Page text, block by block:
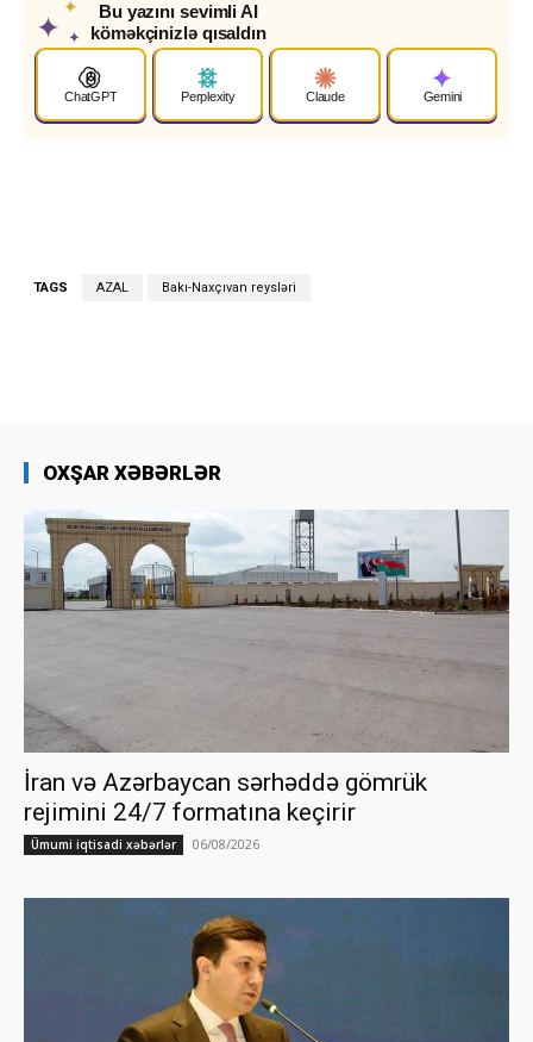
✦
✦
✦
Bu yazını sevimli AI
köməkçinizlə qısaldın
ChatGPT Perplexity Claude Gemini
TAGS AZAL Bakı-Naxçıvan reysləri
OXŞAR XƏBƏRLƏR
İran və Azərbaycan sərhəddə gömrük
rejimini 24/7 formatına keçirir
Ümumi iqtisadi xəbərlər 06/08/2026